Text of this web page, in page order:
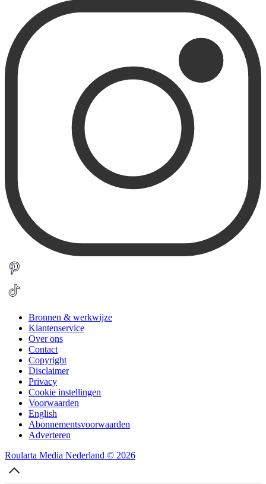
Bronnen & werkwijze
Klantenservice
Over ons
Contact
Copyright
Disclaimer
Privacy
Cookie instellingen
Voorwaarden
English
Abonnementsvoorwaarden
Adverteren
Roularta Media Nederland © 2026